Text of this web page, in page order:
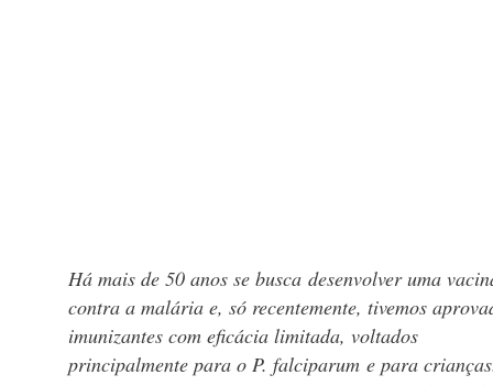
Há mais de 50 anos se busca desenvolver uma
contra a malária e, só recentemente, tivemos
imunizantes com eficácia limitada, voltados
principalmente para o P. falciparum e para